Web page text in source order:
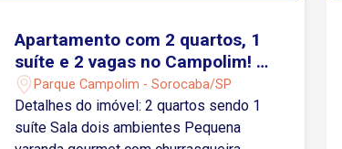
Apartamento com 2 quartos, 1
suíte e 2 vagas no Campolim! -
Sorocaba/SP
Parque Campolim - Sorocaba/SP
Detalhes do imóvel: 2 quartos sendo 1
suíte Sala dois ambientes Pequena